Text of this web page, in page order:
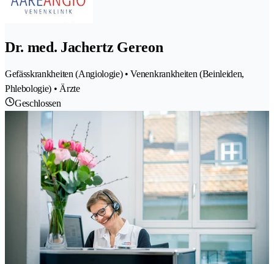
Dr. med. Jachertz Gereon
Gefässkrankheiten (Angiologie) • Venenkrankheiten (Beinleiden,
Phlebologie) • Ärzte
Geschlossen